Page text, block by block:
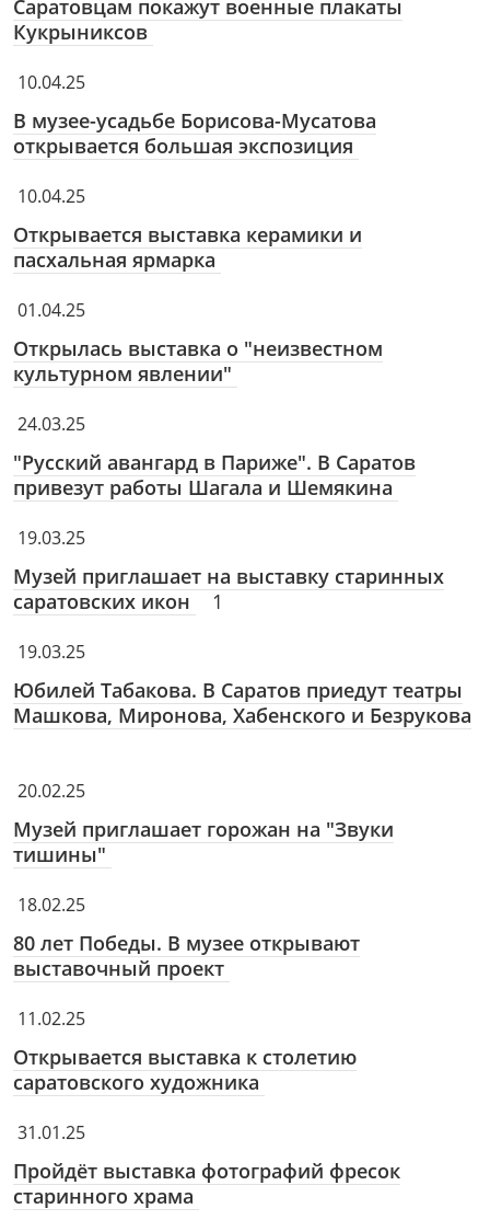
Саратовцам покажут военные плакаты
Кукрыниксов
10.04.25
В музее-усадьбе Борисова-Мусатова
открывается большая экспозиция
10.04.25
Открывается выставка керамики и
пасхальная ярмарка
01.04.25
Открылась выставка о "неизвестном
культурном явлении"
24.03.25
"Русский авангард в Париже". В Саратов
привезут работы Шагала и Шемякина
19.03.25
Музей приглашает на выставку старинных
саратовских икон
1
19.03.25
Юбилей Табакова. В Саратов приедут театры
Машкова, Миронова, Хабенского и Безрукова
20.02.25
Музей приглашает горожан на "Звуки
тишины"
18.02.25
80 лет Победы. В музее открывают
выставочный проект
11.02.25
Открывается выставка к столетию
саратовского художника
31.01.25
Пройдёт выставка фотографий фресок
старинного храма